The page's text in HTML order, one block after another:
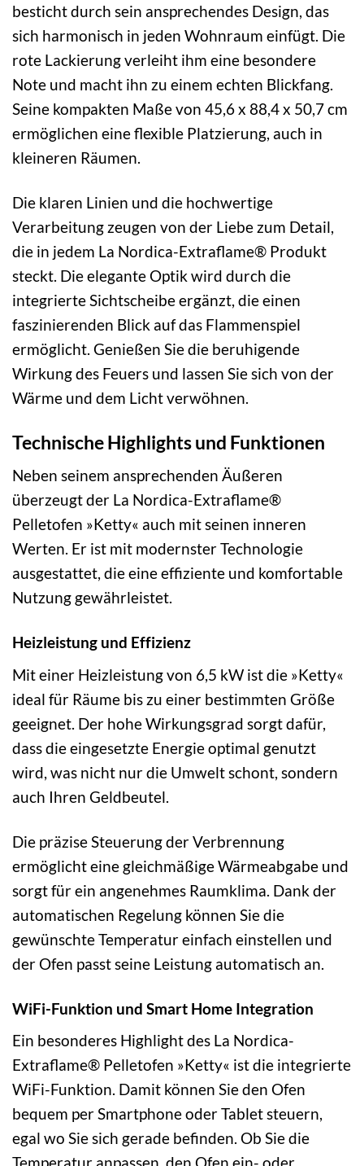
besticht durch sein ansprechendes Design, das
sich harmonisch in jeden Wohnraum einfügt. Die
rote Lackierung verleiht ihm eine besondere
Note und macht ihn zu einem echten Blickfang.
Seine kompakten Maße von 45,6 x 88,4 x 50,7 cm
ermöglichen eine flexible Platzierung, auch in
kleineren Räumen.
Die klaren Linien und die hochwertige
Verarbeitung zeugen von der Liebe zum Detail,
die in jedem La Nordica-Extraflame® Produkt
steckt. Die elegante Optik wird durch die
integrierte Sichtscheibe ergänzt, die einen
faszinierenden Blick auf das Flammenspiel
ermöglicht. Genießen Sie die beruhigende
Wirkung des Feuers und lassen Sie sich von der
Wärme und dem Licht verwöhnen.
Technische Highlights und Funktionen
Neben seinem ansprechenden Äußeren
überzeugt der La Nordica-Extraflame®
Pelletofen »Ketty« auch mit seinen inneren
Werten. Er ist mit modernster Technologie
ausgestattet, die eine effiziente und komfortable
Nutzung gewährleistet.
Heizleistung und Effizienz
Mit einer Heizleistung von 6,5 kW ist die »Ketty«
ideal für Räume bis zu einer bestimmten Größe
geeignet. Der hohe Wirkungsgrad sorgt dafür,
dass die eingesetzte Energie optimal genutzt
wird, was nicht nur die Umwelt schont, sondern
auch Ihren Geldbeutel.
Die präzise Steuerung der Verbrennung
ermöglicht eine gleichmäßige Wärmeabgabe und
sorgt für ein angenehmes Raumklima. Dank der
automatischen Regelung können Sie die
gewünschte Temperatur einfach einstellen und
der Ofen passt seine Leistung automatisch an.
WiFi-Funktion und Smart Home Integration
Ein besonderes Highlight des La Nordica-
Extraflame® Pelletofen »Ketty« ist die integrierte
WiFi-Funktion. Damit können Sie den Ofen
bequem per Smartphone oder Tablet steuern,
egal wo Sie sich gerade befinden. Ob Sie die